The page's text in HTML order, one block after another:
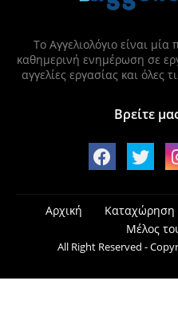
Το Αγγελιολόγιο είναι
καθημερινή ενημέρωση σε
αγγελίες εργασίας και όλες
Βρείτε
Αρχική Καταχώρηση
Μέλος
All Right Reserved -